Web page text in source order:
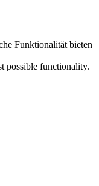
Funktionalität bieten
possible functionality.